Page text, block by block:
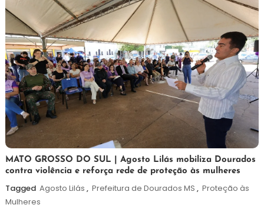
5
de
agosto
de
Maurilio
MATO GROSSO DO SUL | Agosto Lilás mobiliza Dourados
contra violência e reforça rede de proteção às mulheres
Tagged Agosto Lilás , Prefeitura de Dourados MS , Proteção às
Mulheres